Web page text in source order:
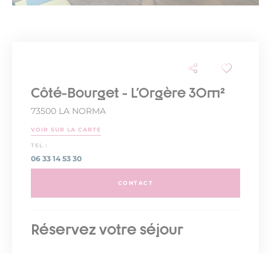
Côté-Bourget - L'Orgère 30m²
73500 LA NORMA
VOIR SUR LA CARTE
TEL :
06 33 14 53 30
CONTACT
Réservez votre séjour